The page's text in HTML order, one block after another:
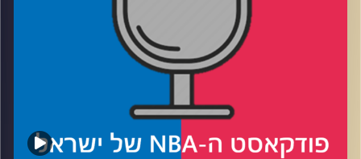
רבע 4: מסכמים עונת פנטזי – מצטייני ומאכזבי העונה, ומי
ישלוט במשחק בשנים הבאות